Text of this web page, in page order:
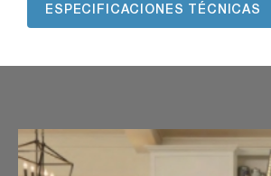
ESPECIFICACIONES TÉCNICAS